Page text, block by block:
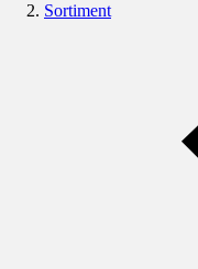
Sortiment